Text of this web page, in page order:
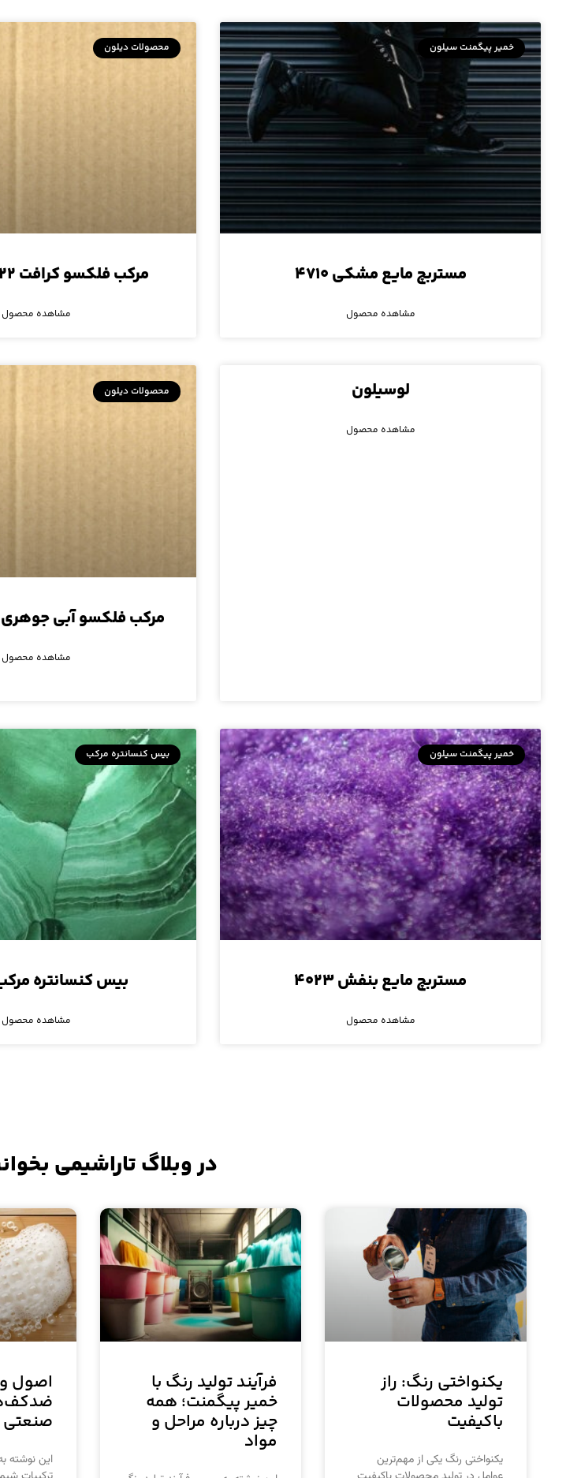
خمیر پیگمنت سیلون
مستربچ مایع مشکی ۴۷۱۰
مشاهده محصول
محصولات دیلون
مرکب فلکسو کرافت ۵۵۲۲۲ دیلون
مشاهده محصول
لوسیلون
مشاهده محصول
محصولات دیلون
مرکب فلکسو آبی جوهری ۵۵۱۵۰ دیلون
مشاهده محصول
خمیر پیگمنت سیلون
مستربچ مایع بنفش ۴۰۲۳
مشاهده محصول
بیس کنسانتره مرکب
بیس کنسانتره مرکب
مشاهده محصول
در وبلاگ تاراشیمی
یکنواختی رنگ: راز
تولید محصولات
باکیفیت
یکنواختی رنگ یکی از مهم‌ترین
فرآیند تولید رنگ با
خمیر پیگمنت؛ همه
چیز درباره مراحل و
مواد
اصول
صنعتی
این نوشته